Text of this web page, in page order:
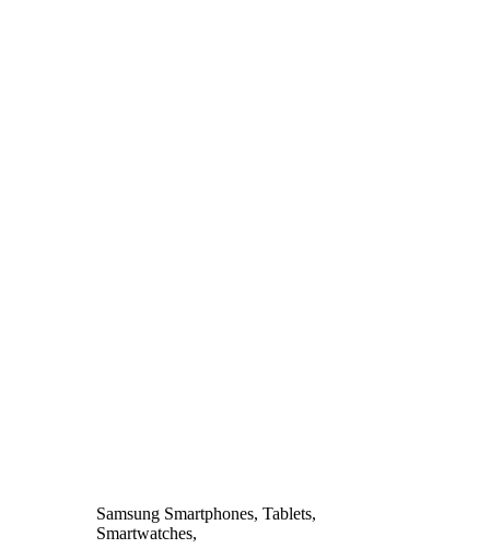
Samsung Smartphones, Tablets,
Smartwatches,